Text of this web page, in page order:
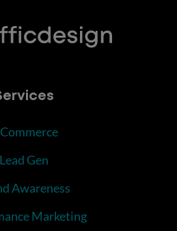
Lead Gen
Awareness
Marketing